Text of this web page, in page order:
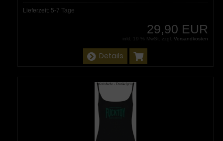
Lieferzeit: 5-7 Tage
29,90 EUR
inkl. 19 % MwSt. zzgl. Versandkosten
Details